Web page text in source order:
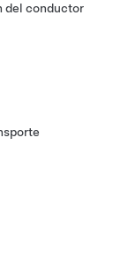
del conductor